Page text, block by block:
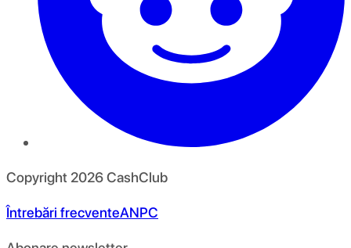
Copyright 2026CashClub
Întrebări frecventeANPC